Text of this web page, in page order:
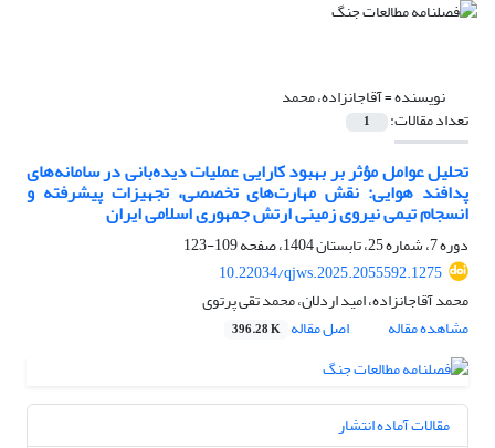
نویسنده =آقاجانزاده، محمد
تعداد مقالات: 1
تحلیل عوامل مؤثر بر بهبود کارایی عملیات دیده‌بانی در سامانه‌های
پدافند هوایی: نقش مهارت‌های تخصصی، تجهیزات پیشرفته و
انسجام تیمی نیروی زمینی ارتش جمهوری اسلامی ایران
دوره 7، شماره 25، تابستان 1404، صفحه
109-123
10.22034/qjws.2025.2055592.1275
محمد آقاجانزاده، امید اردلان، محمد تقی پرتوی
مشاهده مقاله
اصل مقاله 396.28 K
مقالات آماده انتشار